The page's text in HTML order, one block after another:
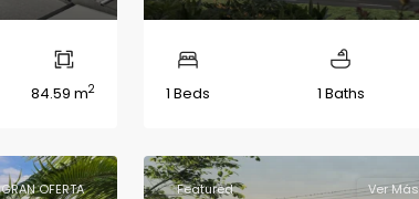
84.59 m2 1 Beds 1 Baths
GRAN OFERTA Featured Ver Más